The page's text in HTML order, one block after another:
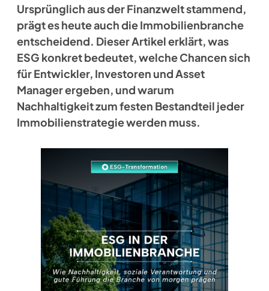
Ursprünglich aus der Finanzwelt stammend,
prägt es heute auch die Immobilienbranche
entscheidend. Dieser Artikel erklärt, was
ESG konkret bedeutet, welche Chancen sich
für Entwickler, Investoren und Asset
Manager ergeben, und warum
Nachhaltigkeit zum festen Bestandteil jeder
Immobilienstrategie werden muss.